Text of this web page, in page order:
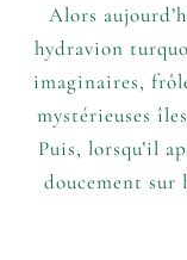
Alors
hydravion
imaginaires,
mystérieuses
Puis, lorsqu’il
doucement sur